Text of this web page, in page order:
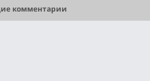
комментарии